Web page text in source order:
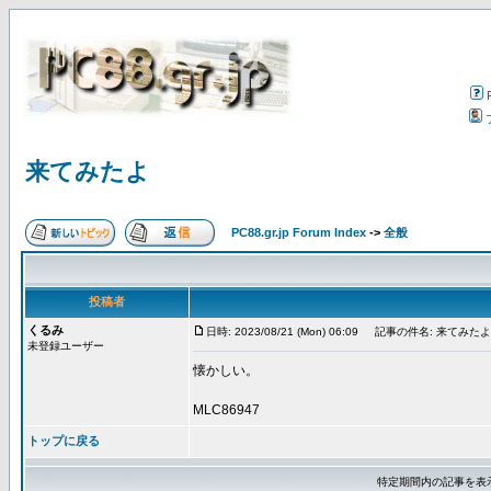
来てみたよ
PC88.gr.jp Forum Index -> 全般
投稿者
くるみ
未登録ユーザー
日時: 2023/08/21 (Mon) 06:09 記事の件名: 来てみたよ
懐かしい。
MLC86947
トップに戻る
特定期間内の記事を